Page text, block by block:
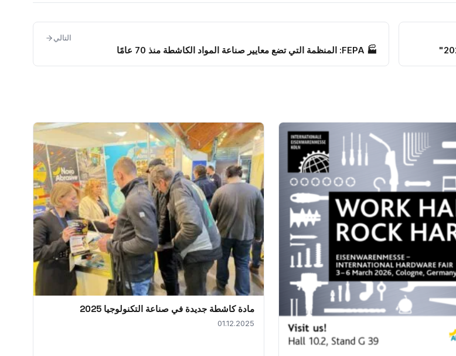
التالي
🏭 FEPA: المنظمة التي تضع معايير صناعة المواد الكاشطة منذ 70 عامًا
مادة كاشطة جديدة في صناعة التكنولوجيا 2025
01.12.2025